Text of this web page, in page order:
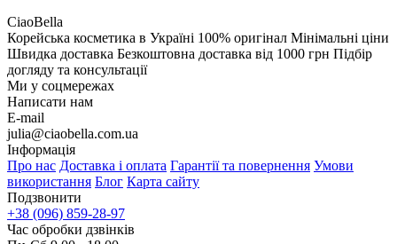
CiaoBella
Корейська косметика в Україні 100% оригінал Мінімальні ціни
Швидка доставка Безкоштовна доставка від 1000 грн Підбір
догляду та консультації
Ми у соцмережах
Написати нам
E-mail
julia@ciaobella.com.ua
Інформація
Про нас Доставка і оплата Гарантії та повернення Умови
використання Блог Карта сайту
Подзвонити
+38 (096) 859-28-97
Час обробки дзвінків